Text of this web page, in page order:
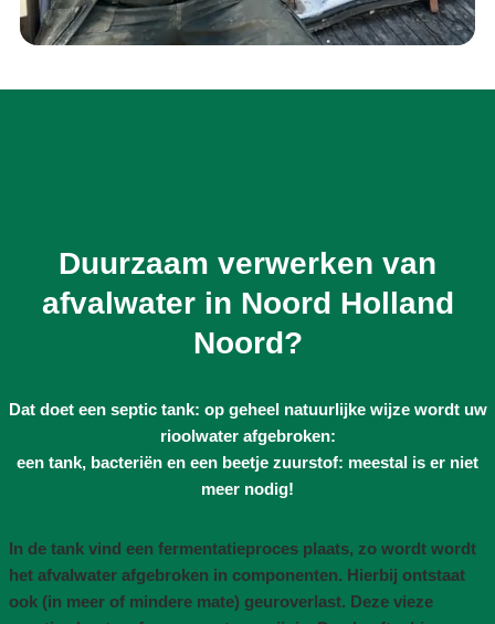
Duurzaam verwerken van
afvalwater in Noord Holland
Noord?
Dat doet een septic tank: op geheel natuurlijke wijze wordt uw
rioolwater afgebroken:
een tank, bacteriën en een beetje zuurstof: meestal is er niet
meer nodig!
In de tank vind een fermentatieproces plaats, zo wordt wordt
het afvalwater afgebroken in componenten. Hierbij ontstaat
ook (in meer of mindere mate) geuroverlast. Deze vieze